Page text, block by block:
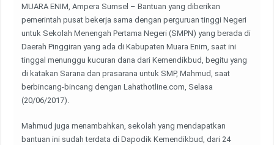
MUARA ENIM, Ampera Sumsel – Bantuan yang diberikan
pemerintah pusat bekerja sama dengan perguruan tinggi Negeri
untuk Sekolah Menengah Pertama Negeri (SMPN) yang berada di
Daerah Pinggiran yang ada di Kabupaten Muara Enim, saat ini
tinggal menunggu kucuran dana dari Kemendikbud, begitu yang
di katakan Sarana dan prasarana untuk SMP, Mahmud, saat
berbincang-bincang dengan Lahathotline.com, Selasa
(20/06/2017).
Mahmud juga menambahkan, sekolah yang mendapatkan
bantuan ini sudah terdata di Dapodik Kemendikbud, dari 24